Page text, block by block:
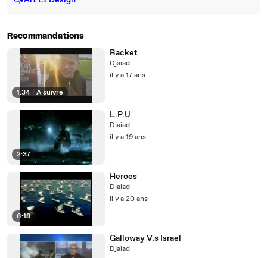
Recommandations
1:34 À suivre
Racket
Djaiad
il y a 17 ans
2:37
L.P.U
Djaiad
il y a 19 ans
6:19
Heroes
Djaiad
il y a 20 ans
Galloway V.s Israel
Djaiad